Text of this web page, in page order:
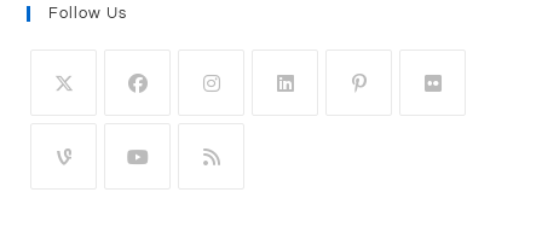
Follow Us